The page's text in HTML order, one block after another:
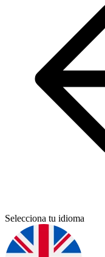
Selecciona tu idioma